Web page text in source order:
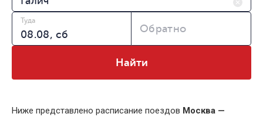
Туда
Обратно
Найти
Ниже представлено расписание поездов Москва —